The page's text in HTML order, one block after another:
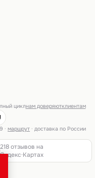
циклнам доверяютклиентам
·маршрут · доставка по России
218 отзывов на
Яндекс·Картах